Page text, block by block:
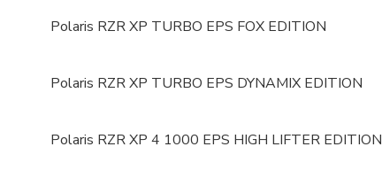
Polaris RZR XP TURBO EPS FOX EDITION
Polaris RZR XP TURBO EPS DYNAMIX EDITION
Polaris RZR XP 4 1000 EPS HIGH LIFTER EDITION